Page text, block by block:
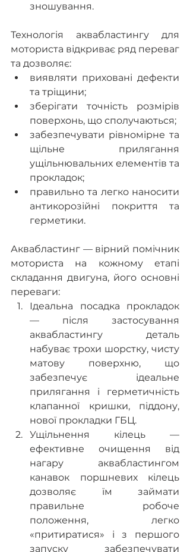
зношування.
Технологія аквабластингу для
моториста відкриває ряд переваг
та дозволяє:
виявляти приховані дефекти
та тріщини;
зберігати точність розмірів
поверхонь, що сполучаються;
забезпечувати рівномірне та
щільне прилягання
ущільнювальних елементів та
прокладок;
правильно та легко наносити
антикорозійні покриття та
герметики.
Аквабластинг — вірний помічник
моториста на кожному етапі
складання двигуна, його основні
переваги:
Ідеальна посадка прокладок
— після застосування
аквабластингу деталь
набуває трохи шорстку, чисту
матову поверхню, що
забезпечує ідеальне
прилягання і герметичність
клапанної кришки, піддону,
нової прокладки ГБЦ.
Ущільнення кілець —
ефективне очищення від
нагару аквабластингом
канавок поршневих кілець
дозволяє їм займати
правильне робоче
положення, легко
«притиратися» і з першого
запуску забезпечувати